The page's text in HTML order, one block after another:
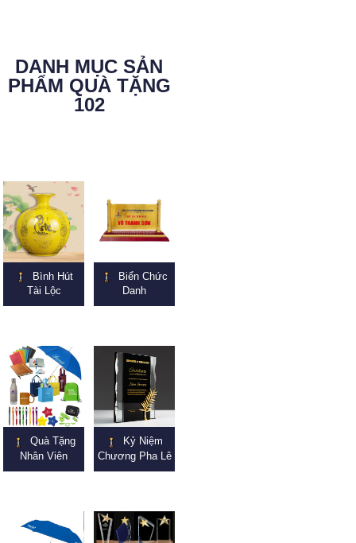
DANH MỤC SẢN
PHẨM QUÀ TẶNG
102
Bình Hút
Tài Lộc
Biển Chức
Danh
Quà Tặng
Nhân Viên
Kỷ Niệm
Chương Pha Lê